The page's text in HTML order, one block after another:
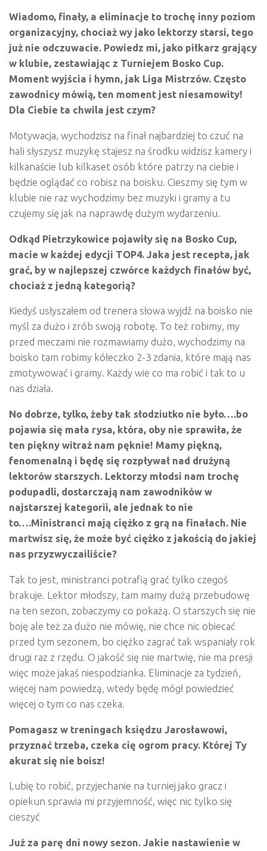
Wiadomo, finały, a eliminacje to trochę inny poziom
organizacyjny, chociaż wy jako lektorzy starsi, tego
już nie odczuwacie. Powiedz mi, jako piłkarz grający
w klubie, zestawiając z Turniejem Bosko Cup.
Moment wyjścia i hymn, jak Liga Mistrzów. Często
zawodnicy mówią, ten moment jest niesamowity!
Dla Ciebie ta chwila jest czym?
Motywacja, wychodzisz na finał najbardziej to czuć na
hali słyszysz muzykę stajesz na środku widzisz kamery i
kilkanaście lub kilkaset osób które patrzy na ciebie i
będzie oglądać co robisz na boisku. Cieszmy się tym w
klubie nie raz wychodzimy bez muzyki i gramy a tu
czujemy się jak na naprawdę dużym wydarzeniu.
Odkąd Pietrzykowice pojawiły się na Bosko Cup,
macie w każdej edycji TOP4. Jaka jest recepta, jak
grać, by w najlepszej czwórce każdych finałów być,
chociaż z jedną kategorią?
Kiedyś usłyszałem od trenera słowa wyjdź na boisko nie
myśl za dużo i zrób swoją robotę. To też robimy, my
przed meczami nie rozmawiamy dużo, wychodzimy na
boisko tam robimy kółeczko 2-3 zdania, które mają nas
zmotywować i gramy. Każdy wie co ma robić i tak to u
nas działa.
No dobrze, tylko, żeby tak słodziutko nie było….bo
pojawia się mała rysa, która, oby nie sprawiła, że
ten piękny witraż nam pęknie! Mamy piękną,
fenomenalną i będę się rozpływał nad drużyną
lektorów starszych. Lektorzy młodsi nam trochę
podupadli, dostarczają nam zawodników w
najstarszej kategorii, ale jednak to nie
to….Ministranci mają ciężko z grą na finałach. Nie
martwisz się, że może być ciężko z jakością do jakiej
nas przyzwyczailiście?
Tak to jest, ministranci potrafią grać tylko czegoś
brakuje. Lektor młodszy, tam mamy dużą przebudowę
na ten sezon, zobaczymy co pokażą. O starszych się nie
boję ale też za dużo nie mówię, nie chce nic obiecać
przed tym sezonem, bo ciężko zagrać tak wspaniały rok
drugi raz z rzędu. O jakość się nie martwię, nie ma presji
więc może jakaś niespodzianka. Eliminacje za tydzień,
więcej nam powiedzą, wtedy będę mógł powiedzieć
więcej o tym co nas czeka.
Pomagasz w treningach księdzu Jarosławowi,
przyznać trzeba, czeka cię ogrom pracy. Której Ty
akurat się nie boisz!
Lubię to robić, przyjechanie na turniej jako gracz i
opiekun sprawia mi przyjemność, więc nic tylko się
cieszyć
Już za parę dni nowy sezon. Jakie nastawienie w